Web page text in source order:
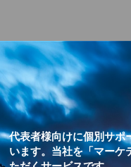
代表者様向けに個別サポ
います。当社を「マーケ